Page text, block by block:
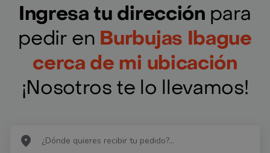
Ingresa tu dirección para
pedir en Burbujas Ibague
cerca de mi ubicación
¡Nosotros te lo llevamos!